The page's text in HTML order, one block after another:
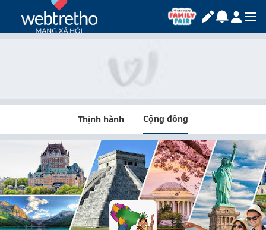
Thịnh hành Cộng đồng